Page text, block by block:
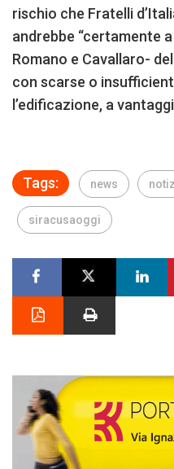
rischio che Fratelli
andrebbe “certamente
Romano e Cavallaro-
con scarse o
l’edificazione, a
Tags: news
siracusaoggi